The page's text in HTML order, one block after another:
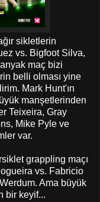
sikletlerin
vs. Bigfoot Silva,
maç bizi
belli olması yine
Mark Hunt'ın
manşetlerinden
Teixeira, Gray
Mike Pyle ve
var.
grappling maçı
vs. Fabricio
Ama büyük
bir keyif...